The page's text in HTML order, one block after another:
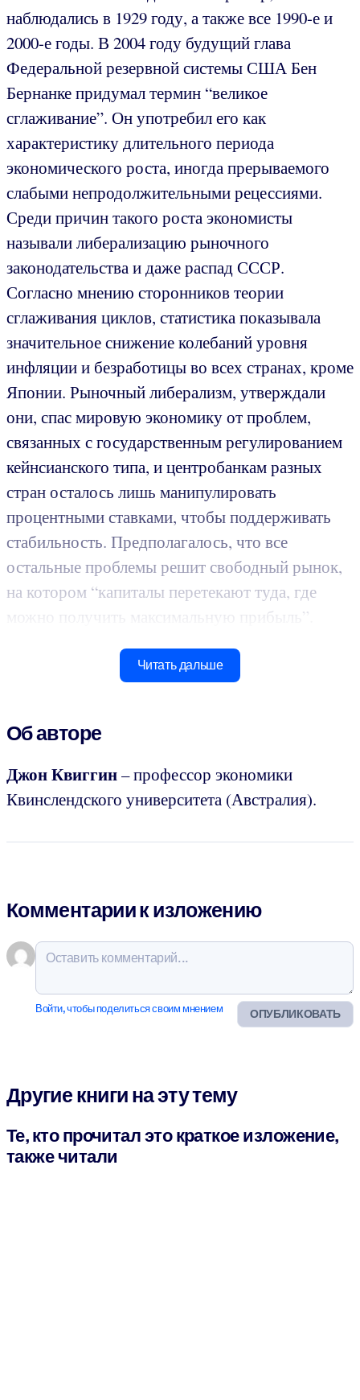
наблюдались в 1929 году, а также все 1990-е и
2000-е годы. В 2004 году будущий глава
Федеральной резервной системы США Бен
Бернанке придумал термин “великое
сглаживание”. Он употребил его как
характеристику длительного периода
экономического роста, иногда прерываемого
слабыми непродолжительными рецессиями.
Среди причин такого роста экономисты
называли либерализацию рыночного
законодательства и даже распад СССР.
Согласно мнению сторонников теории
сглаживания циклов, статистика показывала
значительное снижение колебаний уровня
инфляции и безработицы во всех странах, кроме
Японии. Рыночный либерализм, утверждали
они, спас мировую экономику от проблем,
связанных с государственным регулированием
кейнсианского типа, и центробанкам разных
стран осталось лишь манипулировать
процентными ставками, чтобы поддерживать
стабильность. Предполагалось, что все
остальные проблемы решит свободный рынок,
на котором “капиталы перетекают туда, где
можно получить максимальную прибыль”.
Читать дальше
Об авторе
Джон Квиггин– профессор экономики
Квинслендского университета (Австралия).
Комментарии к изложению
ОПУБЛИКОВАТЬ
Войти, чтобы поделиться своим мнением
Другие книги на эту тему
Те, кто прочитал это краткое изложение,
также читали